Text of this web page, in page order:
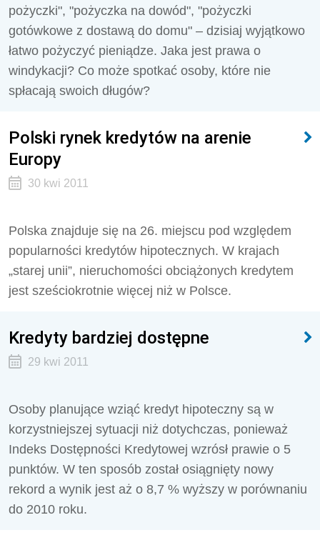
pożyczki", "pożyczka na dowód", "pożyczki
gotówkowe z dostawą do domu" – dzisiaj wyjątkowo
łatwo pożyczyć pieniądze. Jaka jest prawa o
windykacji? Co może spotkać osoby, które nie
spłacają swoich długów?
Polski rynek kredytów na arenie
Europy
30 kwi 2011
Polska znajduje się na 26. miejscu pod względem
popularności kredytów hipotecznych. W krajach
„starej unii”, nieruchomości obciążonych kredytem
jest sześciokrotnie więcej niż w Polsce.
Kredyty bardziej dostępne
29 kwi 2011
Osoby planujące wziąć kredyt hipoteczny są w
korzystniejszej sytuacji niż dotychczas, ponieważ
Indeks Dostępności Kredytowej wzrósł prawie o 5
punktów. W ten sposób został osiągnięty nowy
rekord a wynik jest aż o 8,7 % wyższy w porównaniu
do 2010 roku.